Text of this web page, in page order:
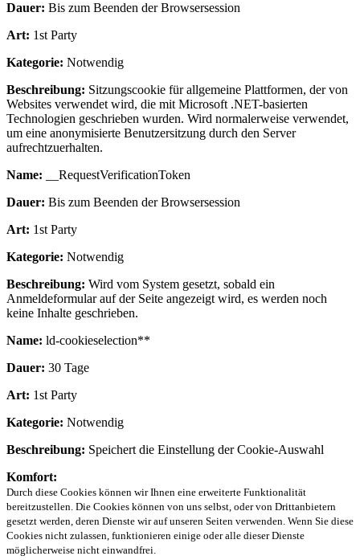
Dauer: Bis zum Beenden der Browsersession
Art: 1st Party
Kategorie: Notwendig
Beschreibung: Sitzungscookie für allgemeine Plattformen, der von
Websites verwendet wird, die mit Microsoft .NET-basierten
Technologien geschrieben wurden. Wird normalerweise verwendet,
um eine anonymisierte Benutzersitzung durch den Server
aufrechtzuerhalten.
Name: __RequestVerificationToken
Dauer: Bis zum Beenden der Browsersession
Art: 1st Party
Kategorie: Notwendig
Beschreibung: Wird vom System gesetzt, sobald ein
Anmeldeformular auf der Seite angezeigt wird, es werden noch
keine Inhalte geschrieben.
Name: ld-cookieselection**
Dauer: 30 Tage
Art: 1st Party
Kategorie: Notwendig
Beschreibung: Speichert die Einstellung der Cookie-Auswahl
Komfort:
Durch diese Cookies können wir Ihnen eine erweiterte Funktionalität
bereitzustellen. Die Cookies können von uns selbst, oder von Drittanbietern
gesetzt werden, deren Dienste wir auf unseren Seiten verwenden. Wenn Sie diese
Cookies nicht zulassen, funktionieren einige oder alle dieser Dienste
möglicherweise nicht einwandfrei.